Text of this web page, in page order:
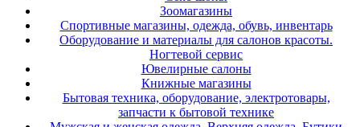
Зоомагазины
Спортивные магазины, одежда, обувь, инвентарь
Оборудование и материалы для салонов красоты.
Ногтевой сервис
Ювелирные салоны
Книжные магазины
Бытовая техника, оборудование, электротовары,
запчасти к бытовой технике